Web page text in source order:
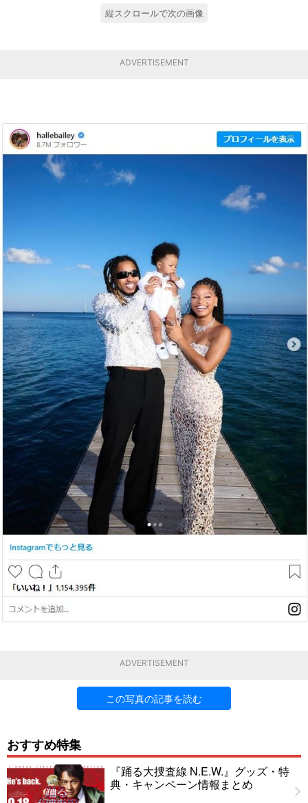
縦スクロールで次の画像
ADVERTISEMENT
ADVERTISEMENT
この写真の記事を読む
おすすめ特集
『踊る大捜査線 N.E.W.』グッズ・特
典・キャンペーン情報まとめ